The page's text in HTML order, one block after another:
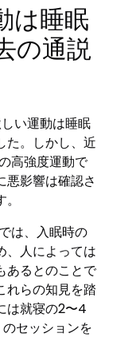
は睡眠
の通説
い運動は睡眠
た。しかし、近
高強度運動で
悪影響は確認さ
は、入眠時の
、人によっては
あるとのことで
れらの知見を踏
は就寝の2〜4
セッションを